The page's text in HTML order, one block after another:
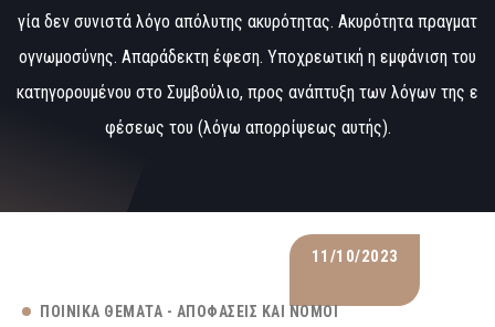
γία δεν συνιστά λόγο απόλυτης ακυρότητας. Ακυρότητα πραγματ
ογνωμοσύνης. Απαράδεκτη έφεση. Υποχρεωτική η εμφάνιση του
κατηγορουμένου στο Συμβούλιο, προς ανάπτυξη των λόγων της ε
φέσεως του (λόγω απορρίψεως αυτής).
11/10/2023
ΠΟΙΝΙΚΆ ΘΈΜΑΤΑ - ΑΠΟΦΆΣΕΙΣ ΚΑΙ ΝΌΜΟΙ